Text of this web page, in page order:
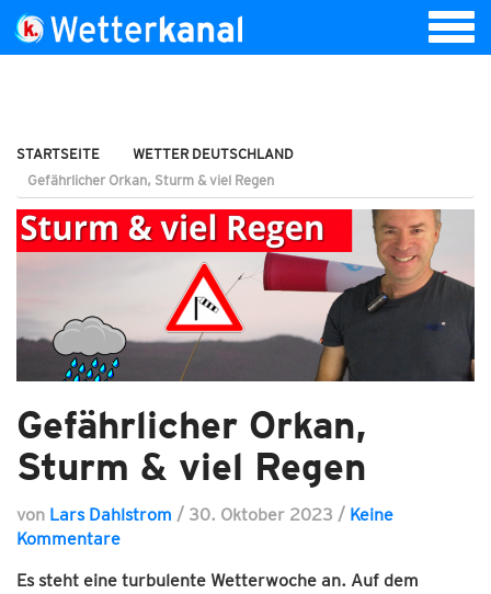
STARTSEITE
WETTER DEUTSCHLAND
Gefährlicher Orkan, Sturm & viel Regen
Gefährlicher Orkan,
Sturm & viel Regen
von Lars Dahlstrom / 30. Oktober 2023 / Keine
Kommentare
Es steht eine turbulente Wetterwoche an. Auf dem